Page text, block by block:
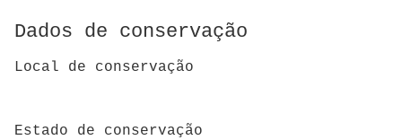
Dados de conservação
Local de conservação
Estado de conservação